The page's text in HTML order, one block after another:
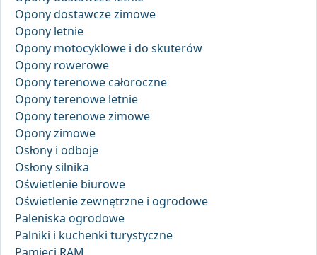
Opony dostawcze zimowe
Opony letnie
Opony motocyklowe i do skuterów
Opony rowerowe
Opony terenowe całoroczne
Opony terenowe letnie
Opony terenowe zimowe
Opony zimowe
Osłony i odboje
Osłony silnika
Oświetlenie biurowe
Oświetlenie zewnętrzne i ogrodowe
Paleniska ogrodowe
Palniki i kuchenki turystyczne